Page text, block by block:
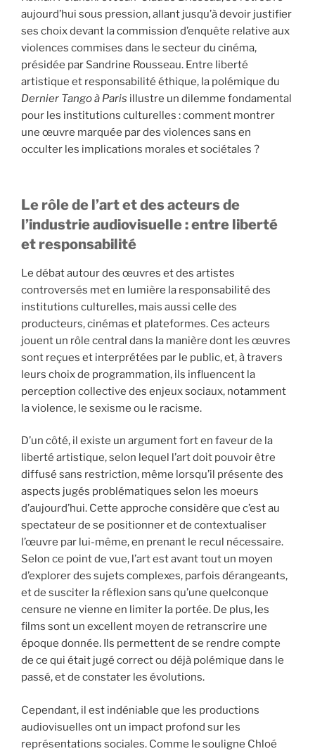
aujourd’hui sous pression, allant jusqu’à devoir justifier
ses choix devant la commission d’enquête relative aux
violences commises dans le secteur du cinéma,
présidée par Sandrine Rousseau. Entre liberté
artistique et responsabilité éthique, la polémique du
Dernier Tango à Paris illustre un dilemme fondamental
pour les institutions culturelles : comment montrer
une œuvre marquée par des violences sans en
occulter les implications morales et sociétales ?
Le rôle de l’art et des acteurs de
l’industrie audiovisuelle : entre liberté
et responsabilité
Le débat autour des œuvres et des artistes
controversés met en lumière la responsabilité des
institutions culturelles, mais aussi celle des
producteurs, cinémas et plateformes. Ces acteurs
jouent un rôle central dans la manière dont les œuvres
sont reçues et interprétées par le public, et, à travers
leurs choix de programmation, ils influencent la
perception collective des enjeux sociaux, notamment
la violence, le sexisme ou le racisme.
D’un côté, il existe un argument fort en faveur de la
liberté artistique, selon lequel l’art doit pouvoir être
diffusé sans restriction, même lorsqu’il présente des
aspects jugés problématiques selon les moeurs
d’aujourd’hui. Cette approche considère que c’est au
spectateur de se positionner et de contextualiser
l’œuvre par lui-même, en prenant le recul nécessaire.
Selon ce point de vue, l’art est avant tout un moyen
d’explorer des sujets complexes, parfois dérangeants,
et de susciter la réflexion sans qu’une quelconque
censure ne vienne en limiter la portée. De plus, les
films sont un excellent moyen de retranscrire une
époque donnée. Ils permettent de se rendre compte
de ce qui était jugé correct ou déjà polémique dans le
passé, et de constater les évolutions.
Cependant, il est indéniable que les productions
audiovisuelles ont un impact profond sur les
représentations sociales. Comme le souligne Chloé